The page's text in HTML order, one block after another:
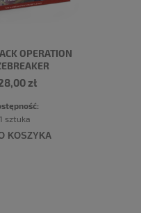
OPERATION
zł
1 sztuka
KOSZYKA